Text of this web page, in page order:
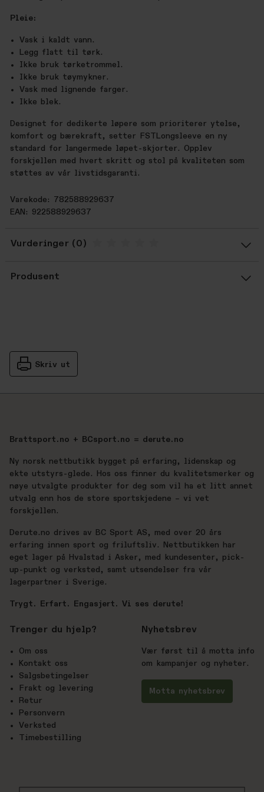
Pleie:
Vask i kaldt vann.
Legg flatt til tørk.
Ikke bruk tørketrommel.
Ikke bruk tøymykner.
Vask med lignende farger.
Ikke blek.
Designet for dedikerte løpere som prioriterer ytelse,
komfort og bærekraft, setter FSTLongsleeve en ny
standard for langermede løpet-skjorter. Opplev
forskjellen med hvert skritt og stol på kvaliteten som
støttes av vår livstidsgaranti.
Varekode: 782588929637
EAN: 922588929637
Vurderinger
Produsent
Skriv ut
Brattsport.no + BCsport.no = derute.no
Ny norsk nettbutikk bygget på erfaring, lidenskap og
ekte utstyrs-glede. Hos oss finner du kvalitetsmerker og
nøye utvalgte produkter for deg som vil ha et litt annet
utvalg enn hos de store sportskjedene – vi vet
forskjellen.
Derute.no drives av BC Sport AS, med over 20 års
erfaring innen sport og friluftsliv. Nettbutikken har
eget lager på Hvalstad i Asker, med kundesenter, pick-
up-punkt og verksted, samt utsendelser fra vår
lagerpartner i Sverige.
Trygt. Erfart. Engasjert. Vi ses derute!
Trenger du hjelp?
Om oss
Kontakt oss
Salgsbetingelser
Frakt og levering
Retur
Personvern
Verksted
Timebestilling
Nyhetsbrev
Vær først til å motta info
om kampanjer og nyheter.
Motta nyhetsbrev